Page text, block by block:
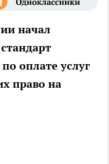
начал
оплате услуг
право на